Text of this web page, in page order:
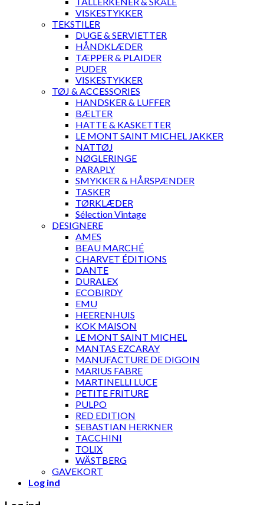
VISKESTYKKER
TEKSTILER
DUGE & SERVIETTER
HÅNDKLÆDER
TÆPPER & PLAIDER
PUDER
VISKESTYKKER
TØJ & ACCESSORIES
HANDSKER & LUFFER
BÆLTER
HATTE & KASKETTER
LE MONT SAINT MICHEL JAKKER
NATTØJ
NØGLERINGE
PARAPLY
SMYKKER & HÅRSPÆNDER
TASKER
TØRKLÆDER
Sélection Vintage
DESIGNERE
AMES
BEAU MARCHÉ
CHARVET ÉDITIONS
DANTE
DURALEX
ECOBIRDY
EMU
HEERENHUIS
KOK MAISON
LE MONT SAINT MICHEL
MANTAS EZCARAY
MANUFACTURE DE DIGOIN
MARIUS FABRE
MARTINELLI LUCE
PETITE FRITURE
PULPO
RED EDITION
SEBASTIAN HERKNER
TACCHINI
TOLIX
WÄSTBERG
GAVEKORT
Log ind